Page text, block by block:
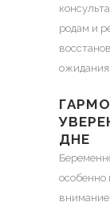
родам и
ДНЕ
особенно